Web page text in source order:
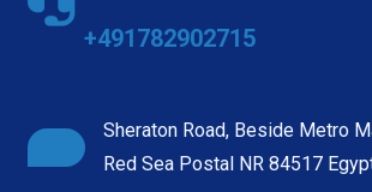
+491782902715
Sheraton Road, Beside Metro
Red Sea Postal NR 84517